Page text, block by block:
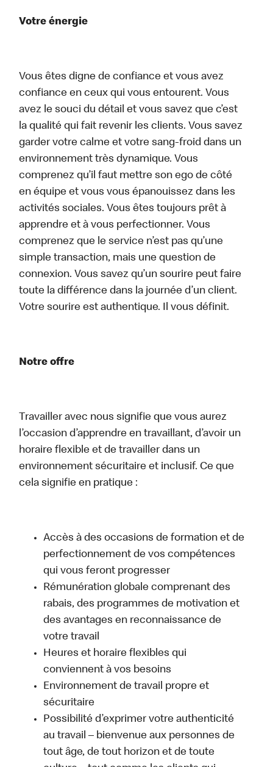
Votre énergie
Vous êtes digne de confiance et vous avez
confiance en ceux qui vous entourent. Vous
avez le souci du détail et vous savez que c’est
la qualité qui fait revenir les clients. Vous savez
garder votre calme et votre sang-froid dans un
environnement très dynamique. Vous
comprenez qu’il faut mettre son ego de côté
en équipe et vous vous épanouissez dans les
activités sociales. Vous êtes toujours prêt à
apprendre et à vous perfectionner. Vous
comprenez que le service n’est pas qu’une
simple transaction, mais une question de
connexion. Vous savez qu’un sourire peut faire
toute la différence dans la journée d’un client.
Votre sourire est authentique. Il vous définit.
Notre offre
Travailler avec nous signifie que vous aurez
l’occasion d’apprendre en travaillant, d’avoir un
horaire flexible et de travailler dans un
environnement sécuritaire et inclusif. Ce que
cela signifie en pratique :
Accès à des occasions de formation et de
perfectionnement de vos compétences
qui vous feront progresser
Rémunération globale comprenant des
rabais, des programmes de motivation et
des avantages en reconnaissance de
votre travail
Heures et horaire flexibles qui
conviennent à vos besoins
Environnement de travail propre et
sécuritaire
Possibilité d’exprimer votre authenticité
au travail – bienvenue aux personnes de
tout âge, de tout horizon et de toute